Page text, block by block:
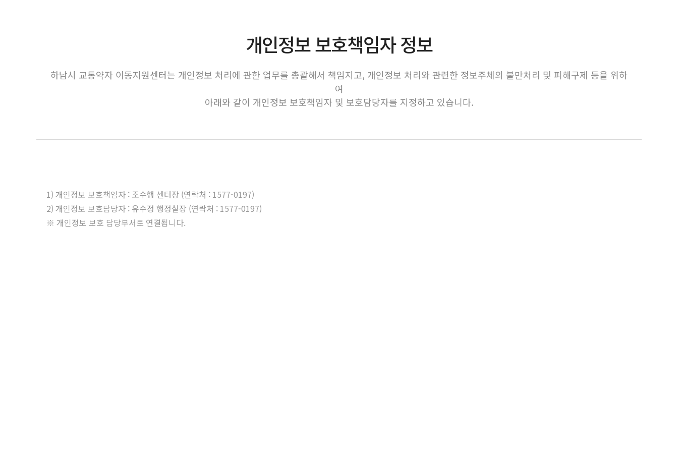
개인정보 보호책임자 정보
하남시 교통약자 이동지원센터는 개인정보 처리에 관한 업무를 총괄해서 책임지고, 개인정보 처리와 관련한 정보주체의 불만처리 및 피해구제 등을 위하
여
아래와 같이 개인정보 보호책임자 및 보호담당자를 지정하고 있습니다.
1) 개인정보 보호책임자 : 조수행 센터장 (연락처 : 1577-0197)
2) 개인정보 보호담당자 : 유수정 행정실장 (연락처 : 1577-0197)
※ 개인정보 보호 담당부서로 연결됩니다.